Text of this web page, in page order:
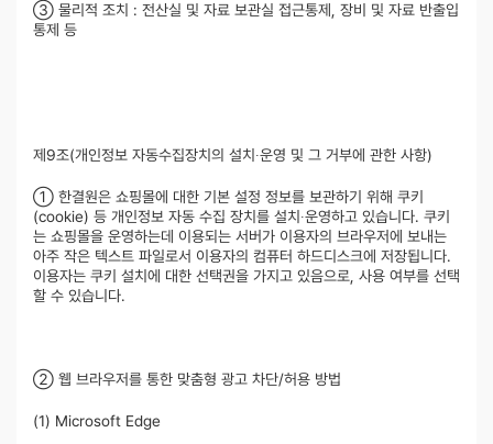
③ 물리적 조치 : 전산실 및 자료 보관실 접근통제, 장비 및 자료 반출입
통제 등
제9조(개인정보 자동수집장치의 설치∙운영 및 그 거부에 관한 사항)
① 한결원은 쇼핑몰에 대한 기본 설정 정보를 보관하기 위해 쿠키
(cookie) 등 개인정보 자동 수집 장치를 설치∙운영하고 있습니다. 쿠키
는 쇼핑몰을 운영하는데 이용되는 서버가 이용자의 브라우저에 보내는
아주 작은 텍스트 파일로서 이용자의 컴퓨터 하드디스크에 저장됩니다.
이용자는 쿠키 설치에 대한 선택권을 가지고 있음으로, 사용 여부를 선택
할 수 있습니다.
② 웹 브라우저를 통한 맞춤형 광고 차단/허용 방법
(1) Microsoft Edge